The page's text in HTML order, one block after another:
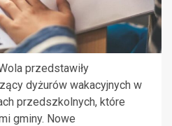
przedstawiły
dyżurów wakacyjnych w
przedszkolnych, które
gminy. Nowe